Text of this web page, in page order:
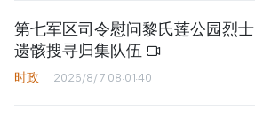
第七军区司令慰问黎氏莲公园烈士
遗骸搜寻归集队伍
时政 2026/8/7 08:01:40